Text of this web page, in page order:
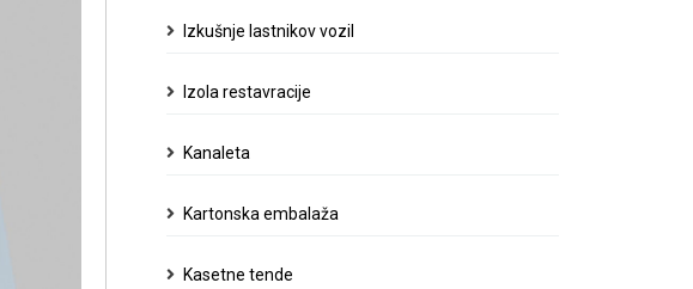
Izkušnje lastnikov vozil
Izola restavracije
Kanaleta
Kartonska embalaža
Kasetne tende